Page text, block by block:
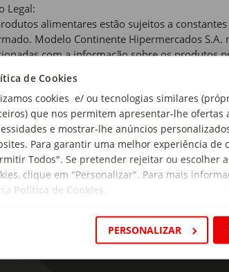
de Cookies
cookies e/ ou tecnologias similares
que nos permitem apresentar-lhe ofertas
e mostrar-lhe anúncios
Para garantir uma melhor experiência de
Todos". Se pretender rejeitar ou escolher
clique em "Personalizar". Para mais
Política de Cookies
PERSONALIZAR
Legal:
alimentares estão sujeitos a
Modelo Continente Hipermercados
com a informação sobre os produtos
esta razão, recomendamos que leia sempre a
preparação e/ou conservação, assim
alimentar antes de o utilizar ou